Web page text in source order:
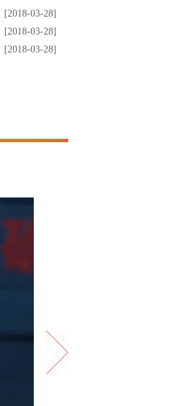
[2018-03-28]
[2018-03-28]
[2018-03-28]